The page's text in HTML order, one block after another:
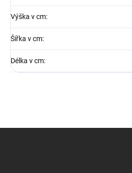
Výška v cm:
Šířka v cm:
Délka v cm: